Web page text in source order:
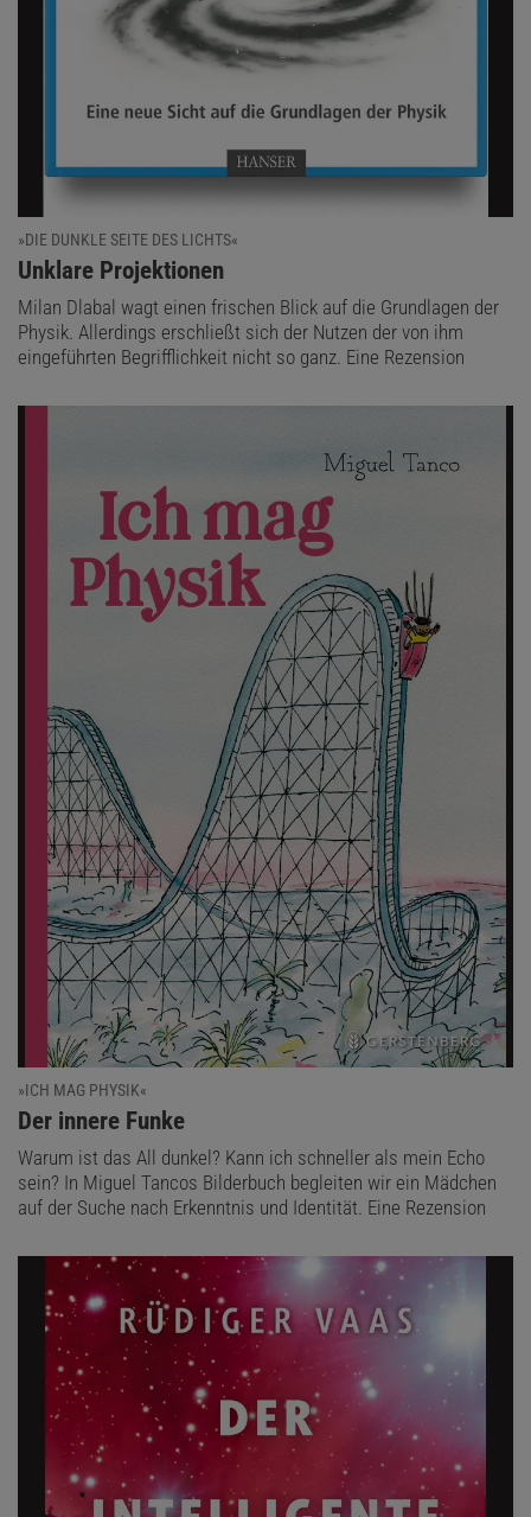
»DIE DUNKLE SEITE DES LICHTS«
:
Unklare Projektionen
Milan Dlabal wagt einen frischen Blick auf die Grundlagen der
Physik. Allerdings erschließt sich der Nutzen der von ihm
eingeführten Begrifflichkeit nicht so ganz. Eine Rezension
»ICH MAG PHYSIK«
:
Der innere Funke
Warum ist das All dunkel? Kann ich schneller als mein Echo
sein? In Miguel Tancos Bilderbuch begleiten wir ein Mädchen
auf der Suche nach Erkenntnis und Identität. Eine Rezension